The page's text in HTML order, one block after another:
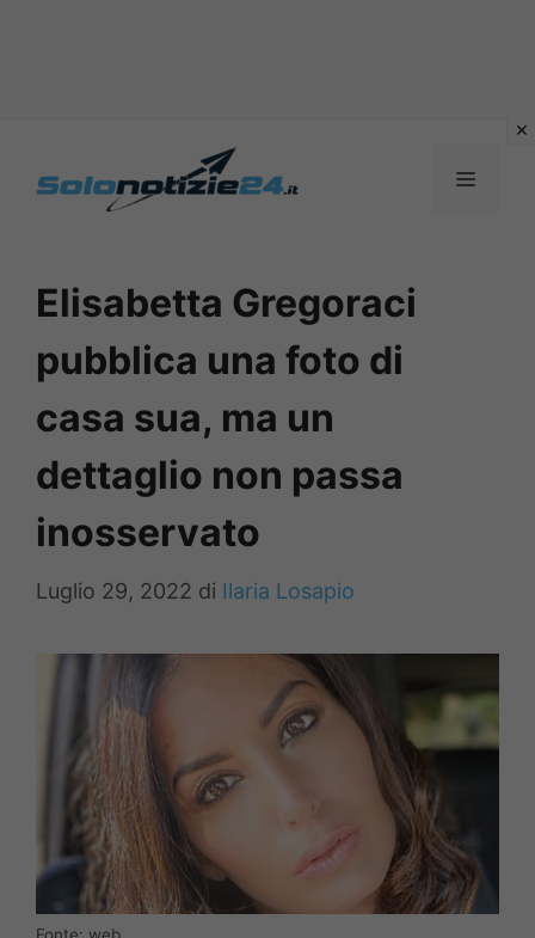
MENU
Elisabetta Gregoraci
pubblica una foto di
casa sua, ma un
dettaglio non passa
inosservato
Luglio 29, 2022 di Ilaria Losapio